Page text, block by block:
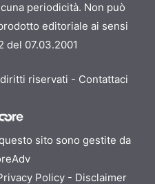
periodicità. Non può
editoriale ai sensi
del 07.03.2001
riservati - Contattaci
sito sono gestite da
Policy - Disclaimer